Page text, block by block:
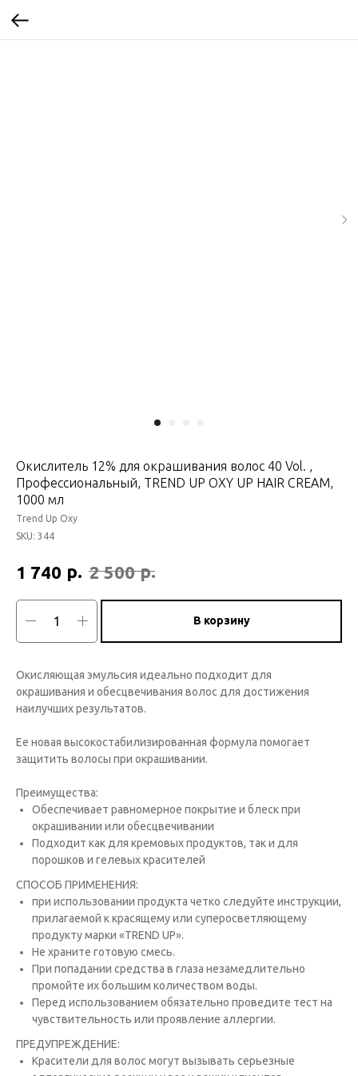
Окислитель 12% для окрашивания волос 40 Vol. ,
Профессиональный, TREND UP OXY UP HAIR CREAM,
1000 мл
Trend Up Oxy
SKU: 344
1 740 р. 2 500 р.
В корзину
Окисляющая эмульсия идеально подходит для
окрашивания и обесцвечивания волос для достижения
наилучших результатов.
Ее новая высокостабилизированная формула помогает
защитить волосы при окрашивании.
Преимущества:
Обеспечивает равномерное покрытие и блеск при
окрашивании или обесцвечивании
⁠Подходит как для кремовых продуктов, так и для
порошков и гелевых красителей
СПОСОБ ПРИМЕНЕНИЯ:
при использовании продукта четко следуйте инструкции,
прилагаемой к красящему или суперосветляющему
продукту марки «TREND UP».
Не храните готовую смесь.
При попадании средства в глаза незамедлительно
промойте их большим количеством воды.
Перед использованием обязательно проведите тест на
чувствительность или проявление аллергии.
ПРЕДУПРЕЖДЕНИЕ:
Красители для волос могут вызывать серьезные